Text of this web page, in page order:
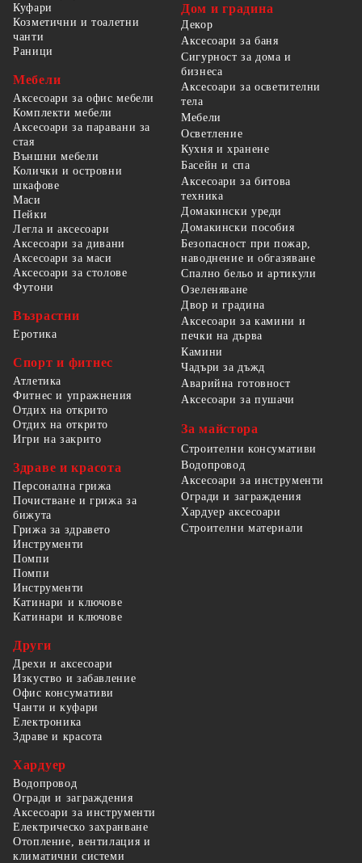
Куфари
Козметични и тоалетни
чанти
Раници
Мебели
Аксесоари за офис мебели
Комплекти мебели
Аксесоари за паравани за
стая
Външни мебели
Колички и островни
шкафове
Маси
Пейки
Легла и аксесоари
Аксесоари за дивани
Аксесоари за маси
Аксесоари за столове
Футони
Възрастни
Еротика
Спорт и фитнес
Атлетика
Фитнес и упражнения
Отдих на открито
Отдих на открито
Игри на закрито
Здраве и красота
Персонална грижа
Почистване и грижа за
бижута
Грижа за здравето
Дом и градина
Декор
Аксесоари за баня
Сигурност за дома и
бизнеса
Аксесоари за осветителни
тела
Мебели
Осветление
Кухня и хранене
Басейн и спа
Аксесоари за битова
техника
Домакински уреди
Домакински пособия
Безопасност при пожар,
наводнение и обгазяване
Спално бельо и артикули
Озеленяване
Двор и градина
Аксесоари за камини и
печки на дърва
Камини
Чадъри за дъжд
Аварийна готовност
Аксесоари за пушачи
За майстора
Строителни консумативи
Водопровод
Аксесоари за инструменти
Огради и заграждения
Хардуер аксесоари
Строителни материали
Инструменти
Помпи
Помпи
Инструменти
Катинари и ключове
Катинари и ключове
Други
Дрехи и аксесоари
Изкуство и забавление
Офис консумативи
Чанти и куфари
Електроника
Здраве и красота
Хардуер
Водопровод
Огради и заграждения
Аксесоари за инструменти
Електрическо захранване
Отопление, вентилация и
климатични системи